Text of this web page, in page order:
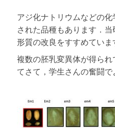
アジ化ナトリウムなどの
された品種もあります．
形質の改良をすすめていま
複数の胚乳変異体が得ら
てさて，学生さんの奮闘